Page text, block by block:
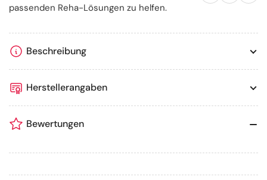
passenden Reha-Lösungen zu helfen.
Beschreibung
Herstellerangaben
Bewertungen